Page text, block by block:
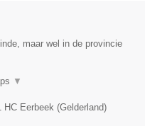
maar wel in de provincie
▼
HC Eerbeek (Gelderland)